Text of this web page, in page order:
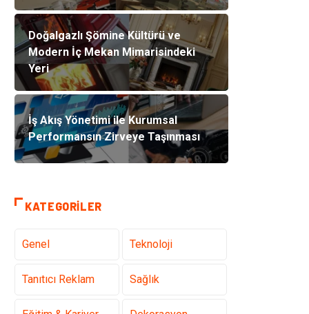
Doğalgazlı Şömine Kültürü ve
Modern İç Mekan Mimarisindeki
Yeri
İş Akış Yönetimi ile Kurumsal
Performansın Zirveye Taşınması
KATEGORILER
Genel Teknoloji
Tanıtıcı Reklam Sağlık